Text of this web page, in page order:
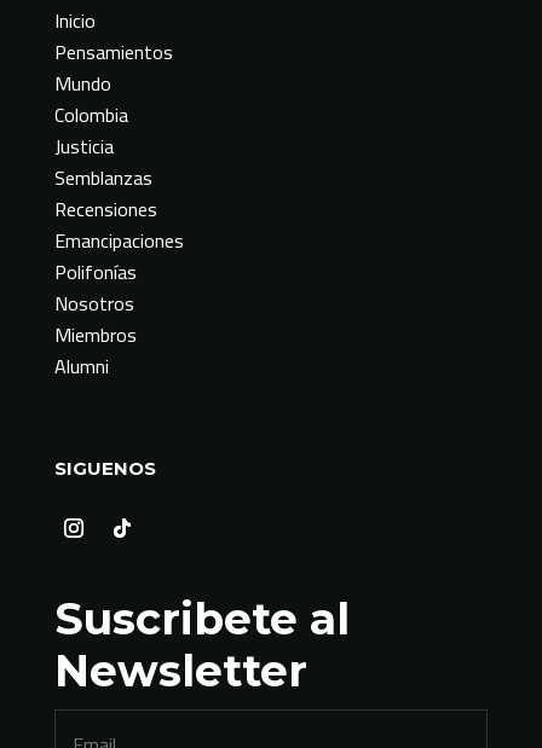
Inicio
Pensamientos
Mundo
Colombia
Justicia
Semblanzas
Recensiones
Emancipaciones
Polifonías
Nosotros
Miembros
Alumni
SIGUENOS
Suscribete al
Newsletter